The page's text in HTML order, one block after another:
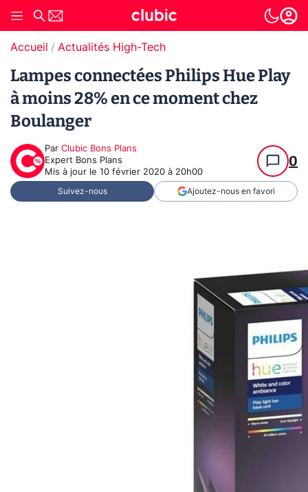
Accueil Actualités High-Tech
Lampes connectées Philips Hue Play
à moins 28% en ce moment chez
Boulanger
Par Clubic Bons Plans
Expert Bons Plans
Mis à jour le 10 février 2020 à 20h00
0
Suivez-nous Ajoutez-nous en favori